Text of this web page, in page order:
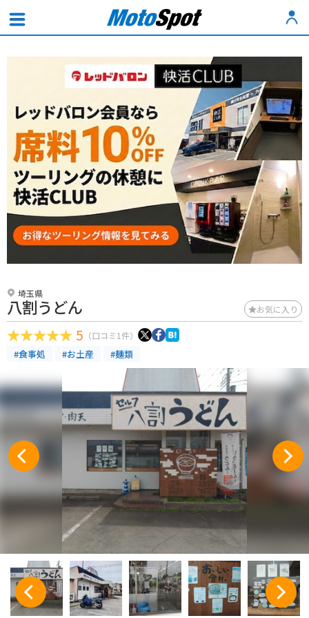
埼玉県
八割うどん お気に入り
5 （口コミ1件）
#食事処 #お土産 #麺類